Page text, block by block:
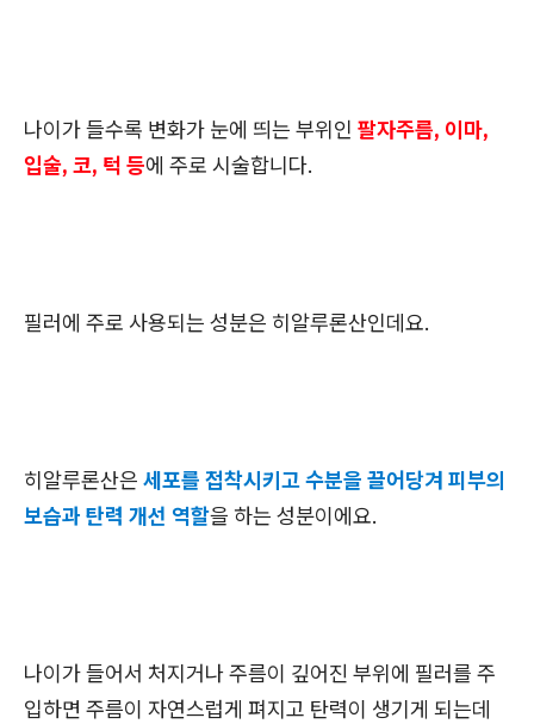
나이가 들수록 변화가 눈에 띄는 부위인 팔자주름, 이마,
입술, 코, 턱 등에 주로 시술합니다.
필러에 주로 사용되는 성분은 히알루론산인데요.
히알루론산은 세포를 접착시키고 수분을 끌어당겨 피부의
보습과 탄력 개선 역할을 하는 성분이에요.
나이가 들어서 처지거나 주름이 깊어진 부위에 필러를 주
입하면 주름이 자연스럽게 펴지고 탄력이 생기게 되는데